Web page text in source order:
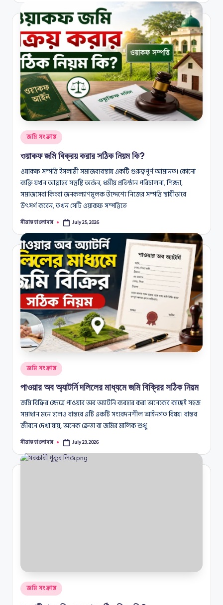
Posted
in
জমি সংক্রান্ত
ওয়াকফ জমি বিক্রয় করার সঠিক নিয়ম কি?
ওয়াকফ সম্পত্তি ইসলামী সমাজব্যবস্থায় একটি গুরুত্বপূর্ণ আমানত। কোনো
ব্যক্তি যখন আল্লাহর সন্তুষ্টি অর্জন, ধর্মীয় প্রতিষ্ঠান পরিচালনা, শিক্ষা,
সমাজসেবা কিংবা জনকল্যাণমূলক উদ্দেশ্যে নিজের সম্পত্তি স্থায়ীভাবে
উৎসর্গ করেন, তখন সেটি ওয়াকফ সম্পত্তিতে
Posted
সীমান্ত হাওলাদার July 25, 2026
Posted
in
জমি সংক্রান্ত
পাওয়ার অব অ্যাটর্নি দলিলের মাধ্যমে জমি বিক্রির সঠিক নিয়ম
জমি বিক্রির ক্ষেত্রে পাওয়ার অব অ্যাটর্নি ব্যবহার করা অনেকের কাছেই সহজ
সমাধান মনে হলেও বাস্তবে এটি একটি সংবেদনশীল আইনগত বিষয়। বাস্তব
জীবনে দেখা যায়, অনেক ক্রেতা বা জমির মালিক শুধু
Posted
সীমান্ত হাওলাদার July 23, 2026
Posted
in
জমি সংক্রান্ত